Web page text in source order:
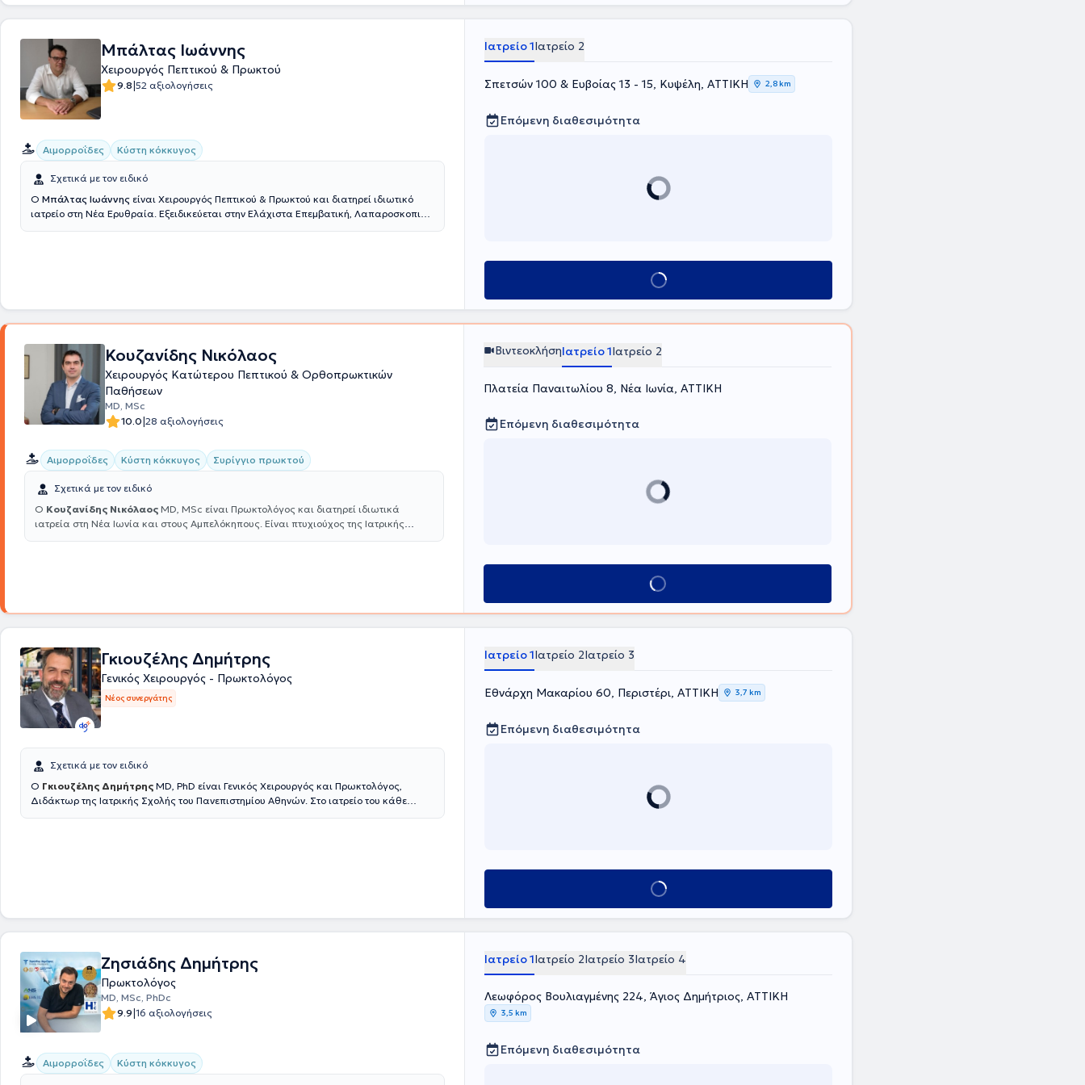
υγεία του από την αρχή μέχρι το τέλος, δηλαδή από τη διάγνωση μέχρι και τη
θεραπεία.
Μπάλτας Ιωάννης
Χειρουργός Πεπτικού & Πρωκτού
9.8|52 αξιολογήσεις
Αιμορροΐδες Κύστη κόκκυγος
Σχετικά με τον ειδικό
Ο Μπάλτας Ιωάννης είναι Χειρουργός Πεπτικού & Πρωκτού και διατηρεί ιδιωτικό
ιατρείο στη Νέα Ερυθραία. Εξειδικεύεται στην Ελάχιστα Επεμβατική, Λαπαροσκοπική
Ιατρείο 1Ιατρείο 2
Σπετσών 100 & Ευβοίας 13 - 15, Κυψέλη, ΑΤΤΙΚΗ 2,8 km
Επόμενη διαθεσιμότητα
Κλείσε ραντεβού
Κουζανίδης Νικόλαος
Χειρουργός Κατώτερου Πεπτικού & Ορθοπρωκτικών
Παθήσεων
MD, MSc
10.0|28 αξιολογήσεις
Αιμορροΐδες Κύστη κόκκυγος Συρίγγιο πρωκτού
Σχετικά με τον ειδικό
Ο Κουζανίδης Νικόλαος MD, MSc είναι Πρωκτολόγος και διατηρεί ιδιωτικά
ιατρεία στη Νέα Ιωνία και στους Αμπελόκηπους. Είναι πτυχιούχος της Ιατρικής
κατάκλισης ασθενούς κατ΄οίκον. Ο Κουζανίδης Νικόλαος ενημερώνεται συνεχώς
στις εξελίξεις της ειδικότητάς του μέσα από τη διαρκή συμμετοχή σε συνέδρια και
Αθηνών, της Ελληνικής Χειρουργικής Εταιρείας, της Ελληνικής Εταιρείας
Λαπαροενδοσκοπικής Χειρουργικής & άλλων επεμβατικών τεχνικών, καθώς και της
European Association for Endoscopic Surgery.
ΒιντεοκλήσηΙατρείο 1Ιατρείο 2
Πλατεία Παναιτωλίου 8, Νέα Ιωνία, ΑΤΤΙΚΗ
Επόμενη διαθεσιμότητα
Κλείσε ραντεβού
Γκιουζέλης Δημήτρης
Γενικός Χειρουργός - Πρωκτολόγος
Νέος συνεργάτης
Σχετικά με τον ειδικό
Ο Γκιουζέλης Δημήτρης MD, PhD είναι Γενικός Χειρουργός και Πρωκτολόγος,
Διδάκτωρ της Ιατρικής Σχολής του Πανεπιστημίου Αθηνών. Στο ιατρείο του κάθε
Εξειδικεύεται στην Προηγμένη Λαπαροσκοπική Χειρουργική / Ελάχιστα Επεμβατική
Χειρουργική και στη Χειρουργική Ογκολογία. Τέλος, μέσα από τη συνεχή του
Καρκίνου του Μαστού. Έχει μεγάλη χειρουργική εμπειρία, καθώς έχει
πραγματοποιήσει πάνω από 4000 επεμβάσεις έως σήμερα, με απόλυτη επιτυχία.
Τέλος, ο γιατρός είναι μέλος του Ιατρικού Συλλόγου Αθηνών, του Ιατρικού Συλλόγου
Μεγάλης Βρετανίας και της Ελληνικής Χειρουργικής Εταιρείας και συνεργάζεται με
όλες τις ιδιωτικές ασφάλειες.
Ιατρείο 1Ιατρείο 2Ιατρείο 3
Εθνάρχη Μακαρίου 60, Περιστέρι, ΑΤΤΙΚΗ 3,7 km
Επόμενη διαθεσιμότητα
Κλείσε ραντεβού
Ζησιάδης Δημήτρης
Πρωκτολόγος
MD, MSc, PhDc
9.9|16 αξιολογήσεις
Αιμορροΐδες Κύστη κόκκυγος
Ιατρείο 1Ιατρείο 2Ιατρείο 3Ιατρείο 4
Λεωφόρος Βουλιαγμένης 224, Άγιος Δημήτριος, ΑΤΤΙΚΗ
3,5 km
Επόμενη διαθεσιμότητα